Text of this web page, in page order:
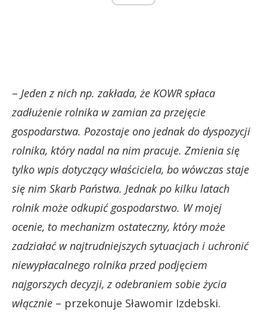
– Jeden z nich np. zakłada, że KOWR spłaca
zadłużenie rolnika w zamian za przejęcie
gospodarstwa. Pozostaje ono jednak do dyspozycji
rolnika, który nadal na nim pracuje. Zmienia się
tylko wpis dotyczący właściciela, bo wówczas staje
się nim Skarb Państwa. Jednak po kilku latach
rolnik może odkupić gospodarstwo. W mojej
ocenie, to mechanizm ostateczny, który może
zadziałać w najtrudniejszych sytuacjach i uchronić
niewypłacalnego rolnika przed podjęciem
najgorszych decyzji, z odebraniem sobie życia
włącznie – przekonuje Sławomir Izdebski.